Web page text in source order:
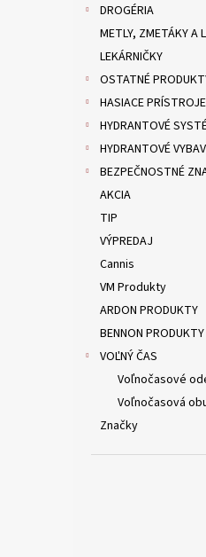
DROGÉRIA
METLY, ZMETÁKY A
LEKÁRNIČKY
OSTATNÉ
HASIACE PRÍSTROJE
HYDRANTOVÉ
HYDRANTOVÉ
BEZPEČNOSTNÉ
AKCIA
TIP
VÝPREDAJ
Cannis
VM Produkty
ARDON PRODUKTY
BENNON PRODUKTY
VOĽNÝ ČAS
Voľnočasové
Voľnočasová
Značky